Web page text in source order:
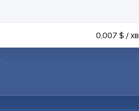
0,007 $ / хв.